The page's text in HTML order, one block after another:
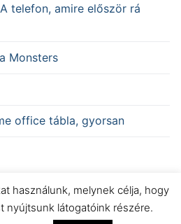
telefon, amire először rá
Monsters
office tábla, gyorsan
Műhely © 2026 – Powered by
használunk, melynek célja, hogy
nyújtsunk látogatóink részére.